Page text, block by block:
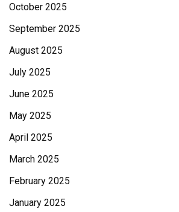
October 2025
September 2025
August 2025
July 2025
June 2025
May 2025
April 2025
March 2025
February 2025
January 2025